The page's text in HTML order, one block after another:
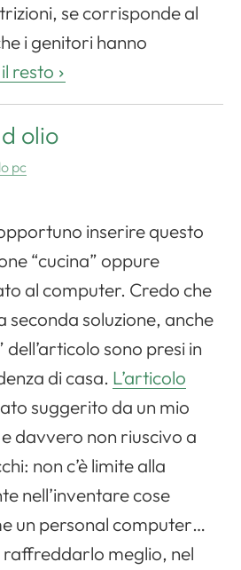
se corrisponde al
i genitori hanno
resto
olio
pc
inserire questo
“cucina” oppure
al computer. Credo che
soluzione, anche
dell’articolo sono presi in
di casa. L’articolo
suggerito da un mio
davvero non riuscivo a
non c’è limite alla
nell’inventare cose
un personal computer…
raffreddarlo meglio, nel